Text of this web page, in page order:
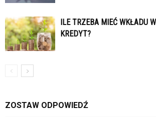
ILE TRZEBA MIEĆ WKŁADU
KREDYT?
ZOSTAW ODPOWIEDŹ